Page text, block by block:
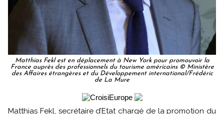
Matthias Fekl est en déplacement à New York pour promouvoir la
France auprès des professionnels du tourisme américains © Ministère
des Affaires étrangères et du Développement international/Frédéric
de La Mure
Matthias Fekl, secrétaire d’Etat chargé de la promotion du